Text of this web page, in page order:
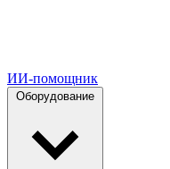
ИИ-помощник